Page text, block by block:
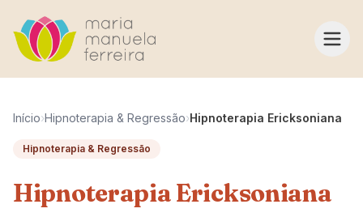
Início›Hipnoterapia & Regressão›Hipnoterapia Ericksoniana
Hipnoterapia & Regressão
Hipnoterapia Ericksoniana